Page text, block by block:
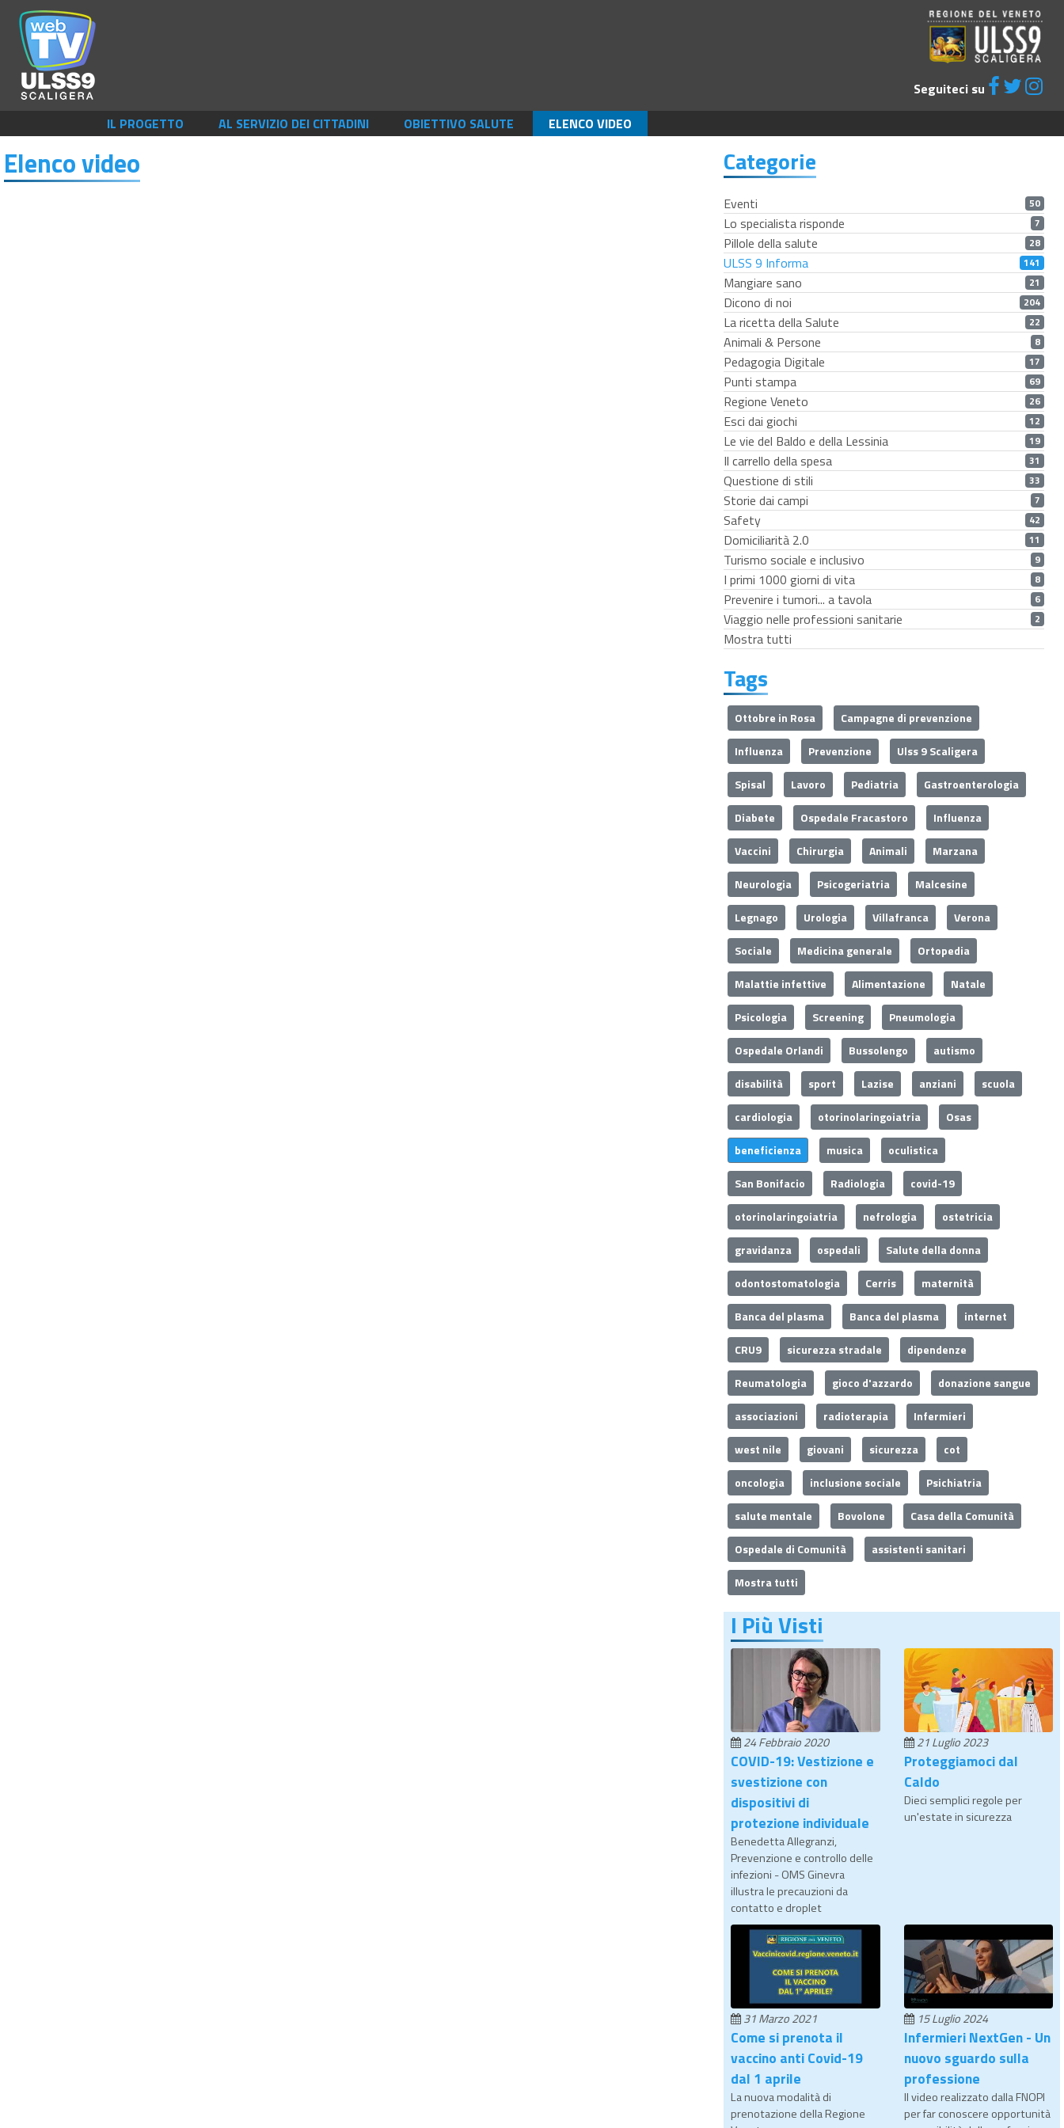
Seguiteci su
IL PROGETTO
AL SERVIZIO DEI CITTADINI OBIETTIVO SALUTE ELENCO VIDEO
Elenco video Categorie
Eventi 50
Lo specialista risponde 7
Pillole della salute 28
ULSS 9 Informa 141
Mangiare sano 21
Dicono di noi 204
La ricetta della Salute 22
Animali & Persone 8
Pedagogia Digitale 17
Punti stampa 69
Regione Veneto 26
Esci dai giochi 12
Le vie del Baldo e della Lessinia 19
Il carrello della spesa 31
Questione di stili 33
Storie dai campi 7
Safety 42
Domiciliarità 2.0 11
Turismo sociale e inclusivo 9
I primi 1000 giorni di vita 8
Prevenire i tumori... a tavola 6
Viaggio nelle professioni sanitarie 2
Mostra tutti
Tags
Ottobre in Rosa
Campagne di prevenzione
Influenza
Prevenzione
Ulss 9 Scaligera
Spisal
Lavoro Pediatria
Gastroenterologia
Diabete
Ospedale Fracastoro
Influenza
Vaccini
Chirurgia Animali
Marzana
Neurologia
Psicogeriatria
Malcesine
Legnago
Urologia Villafranca
Verona
Sociale
Medicina generale
Ortopedia
Malattie infettive
Alimentazione
Natale
Psicologia
Screening
Pneumologia
Ospedale Orlandi
Bussolengo
autismo
disabilità
sport Lazise anziani
scuola
cardiologia
otorinolaringoiatria
Osas
beneficienza
musica
oculistica
San Bonifacio
Radiologia
covid-19
otorinolaringoiatria
nefrologia
ostetricia
gravidanza
ospedali
Salute della donna
odontostomatologia
Cerris
maternità
Banca del plasma
Banca del plasma
internet
CRU9
sicurezza stradale
dipendenze
Reumatologia
gioco d'azzardo
donazione sangue
associazioni
radioterapia
Infermieri
west nile
giovani sicurezza
cot
oncologia
inclusione sociale
Psichiatria
salute mentale
Bovolone
Casa della Comunità
Ospedale di Comunità
assistenti sanitari
Mostra tutti
I Più Visti
24 Febbraio 2020
COVID-19: Vestizione e
svestizione con
dispositivi di
protezione individuale
Benedetta Allegranzi,
Prevenzione e controllo delle
infezioni - OMS Ginevra
illustra le precauzioni da
contatto e droplet
21 Luglio 2023
Proteggiamoci dal
Caldo
Dieci semplici regole per
un'estate in sicurezza
31 Marzo 2021
Come si prenota il
vaccino anti Covid-19
dal 1 aprile
La nuova modalità di
prenotazione della Regione
15 Luglio 2024
Infermieri NextGen - Un
nuovo sguardo sulla
professione
Il video realizzato dalla FNOPI
per far conoscere opportunità